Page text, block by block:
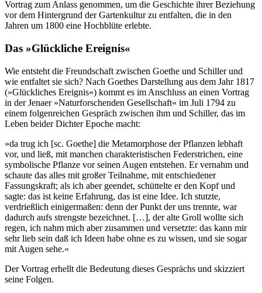
Vortrag zum Anlass genommen, um die Geschichte ihrer Beziehung
vor dem Hintergrund der Gartenkultur zu entfalten, die in den
Jahren um 1800 eine Hochblüte erlebte.
Das »Glückliche Ereignis«
Wie entsteht die Freundschaft zwischen Goethe und Schiller und
wie entfaltet sie sich? Nach Goethes Darstellung aus dem Jahr 1817
(»Glückliches Ereignis«) kommt es im Anschluss an einen Vortrag
in der Jenaer »Naturforschenden Gesellschaft« im Juli 1794 zu
einem folgenreichen Gespräch zwischen ihm und Schiller, das im
Leben beider Dichter Epoche macht:
»da trug ich [sc. Goethe] die Metamorphose der Pflanzen lebhaft
vor, und ließ, mit manchen charakteristischen Federstrichen, eine
symbolische Pflanze vor seinen Augen entstehen. Er vernahm und
schaute das alles mit großer Teilnahme, mit entschiedener
Fassungskraft; als ich aber geendet, schüttelte er den Kopf und
sagte: das ist keine Erfahrung, das ist eine Idee. Ich stutzte,
verdrießlich einigermaßen: denn der Punkt der uns trennte, war
dadurch aufs strengste bezeichnet. […], der alte Groll wollte sich
regen, ich nahm mich aber zusammen und versetzte: das kann mir
sehr lieb sein daß ich Ideen habe ohne es zu wissen, und sie sogar
mit Augen sehe.«
Der Vortrag erhellt die Bedeutung dieses Gesprächs und skizziert
seine Folgen.